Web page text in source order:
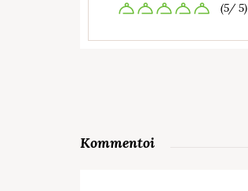
(5/ 5)
Kommentoi